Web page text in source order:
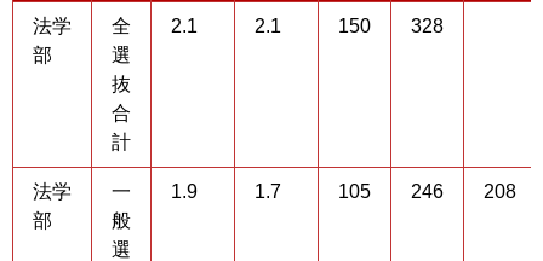
法学
部
全
選
抜
合
計
2.1 2.1 150 328
法学
部
一
般
選
1.9 1.7 105 246 208